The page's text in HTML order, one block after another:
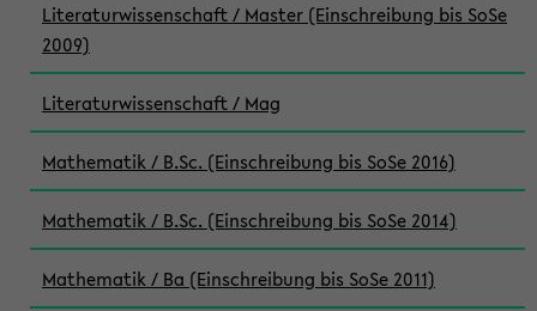
Literaturwissenschaft / Master (Einschreibung bis SoSe
2009)
Literaturwissenschaft / Mag
Mathematik / B.Sc. (Einschreibung bis SoSe 2016)
Mathematik / B.Sc. (Einschreibung bis SoSe 2014)
Mathematik / Ba (Einschreibung bis SoSe 2011)